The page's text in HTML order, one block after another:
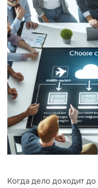
Когда дело доходит до